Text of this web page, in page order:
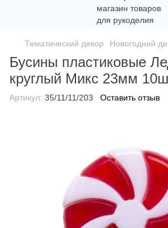
Тематический декор Новогодний
Бусины пластиковые
круглый Микс 23мм
Артикул: 35/11/11/203 Оставить отзыв